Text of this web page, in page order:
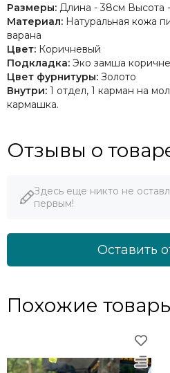
Размеры: Длина - 38см Высота
Материал: Натуральная кожа
варана
Цвет: Коричневый
Подкладка: Эко замша
Цвет фурнитуры: Золото
Внутри: 1 отдел, 1 карман на
кармашка.
Отзывы о
Здесь еще никто не
первым!
Оставить
Похожие